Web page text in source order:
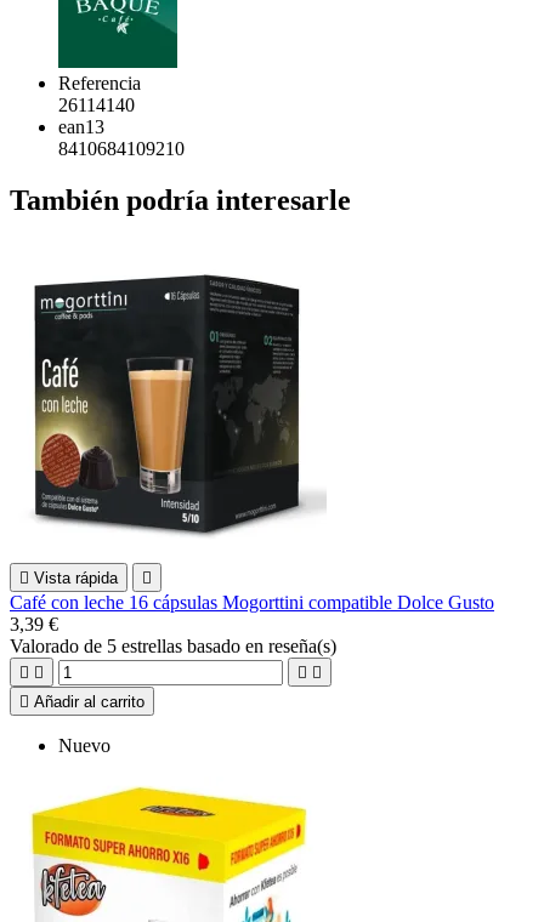
Referencia
26114140
ean13
8410684109210
También podría interesarle
 Vista rápida 
Café con leche 16 cápsulas Mogorttini compatible Dolce Gusto
3,39 €
Valorado de 5 estrellas basado en reseña(s)
   
 Añadir al carrito
Nuevo